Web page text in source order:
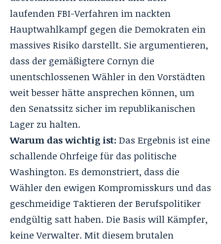
laufenden FBI-Verfahren im nackten
Hauptwahlkampf gegen die Demokraten ein
massives Risiko darstellt. Sie argumentieren,
dass der gemäßigtere Cornyn die
unentschlossenen Wähler in den Vorstädten
weit besser hätte ansprechen können, um
den Senatssitz sicher im republikanischen
Lager zu halten.
Warum das wichtig ist: Das Ergebnis ist eine
schallende Ohrfeige für das politische
Washington. Es demonstriert, dass die
Wähler den ewigen Kompromisskurs und das
geschmeidige Taktieren der Berufspolitiker
endgültig satt haben. Die Basis will Kämpfer,
keine Verwalter. Mit diesem brutalen